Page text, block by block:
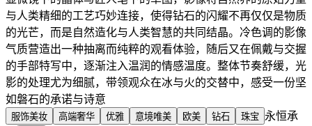
与人类精细的工艺巧妙连接，使得钻石的闪耀不再仅仅是物质
的光芒，而是自然造化与人类智慧的共同结晶。冷色调的影像
气质营造出一种抽离而纯粹的观看体验，随后又在佩戴与交握
的手部特写中，逐渐注入温润的情感温度。整体节奏舒缓，光
影的处理尤为细腻，带领观众在冰与火的交替中，感受一份坚
如磐石的承诺与诗意
服饰美妆 高端奢华 优雅 意境唯美 欧美 钻石 珠宝 永恒承